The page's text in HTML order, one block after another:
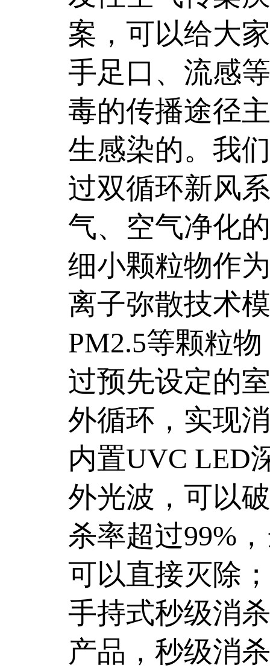
案，可以给大
手足口、流感
毒的传播途径
生感染的。我
过双循环新风
气、空气净化
细小颗粒物作
离子弥散技术
PM2.5等颗粒
过预先设定的
外循环，实现
内置UVC LED
外光波，可以
杀率超过99%
可以直接灭除
手持式秒级消
产品，秒级消